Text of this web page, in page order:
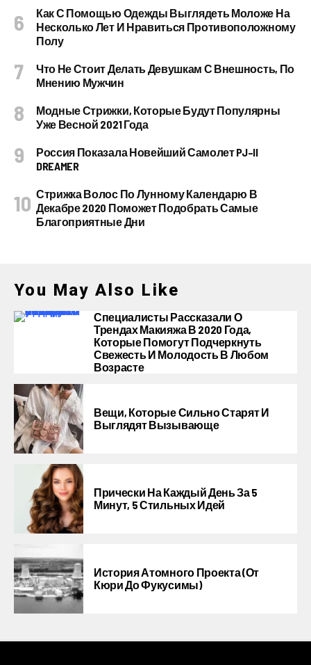
Как С Помощью Одежды Выглядеть Моложе На
Несколько Лет И Нравиться Противоположному
Полу
Что Не Стоит Делать Девушкам С Внешность, По
Мнению Мужчин
Модные Стрижки, Которые Будут Популярны
Уже Весной 2021 Года
Россия Показала Новейший Самолет PJ–II
DREAMER
Стрижка Волос По Лунному Календарю В
Декабре 2020 Поможет Подобрать Самые
Благоприятные Дни
You May Also Like
Специалисты Рассказали О
Трендах Макияжа В 2020 Года,
Которые Помогут Подчеркнуть
Свежесть И Молодость В Любом
Возрасте
Вещи, Которые Сильно Старят И
Выглядят Вызывающе
Прически На Каждый День За 5
Минут, 5 Стильных Идей
История Атомного Проекта (от
Кюри До Фукусимы)